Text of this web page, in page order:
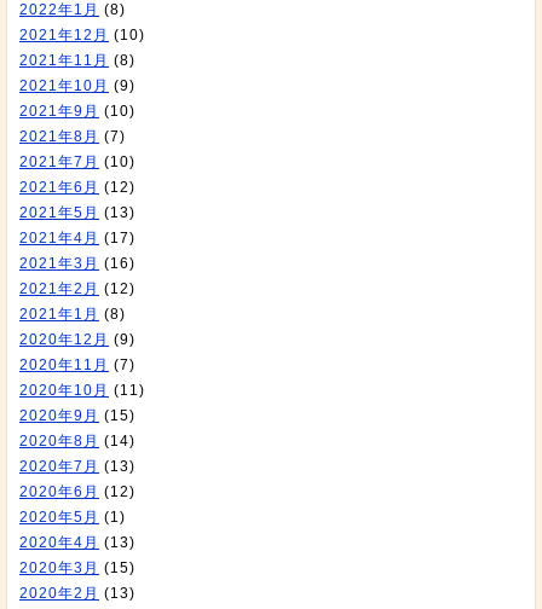
2022年1月 (8)
2021年12月 (10)
2021年11月 (8)
2021年10月 (9)
2021年9月 (10)
2021年8月 (7)
2021年7月 (10)
2021年6月 (12)
2021年5月 (13)
2021年4月 (17)
2021年3月 (16)
2021年2月 (12)
2021年1月 (8)
2020年12月 (9)
2020年11月 (7)
2020年10月 (11)
2020年9月 (15)
2020年8月 (14)
2020年7月 (13)
2020年6月 (12)
2020年5月 (1)
2020年4月 (13)
2020年3月 (15)
2020年2月 (13)